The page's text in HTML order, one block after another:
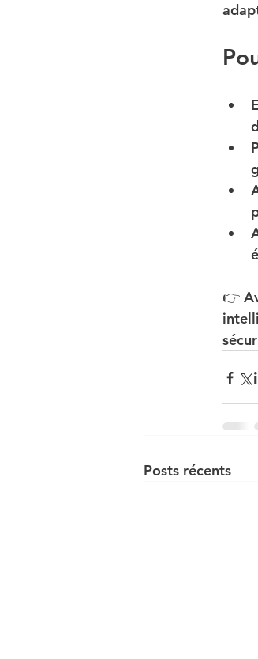
👉
Posts récents